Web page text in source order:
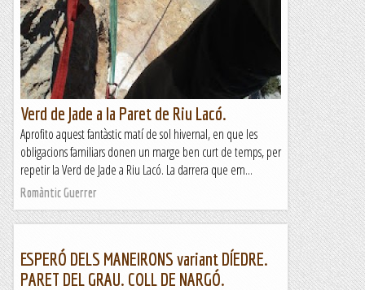
Verd de Jade a la Paret de Riu Lacó.
Aprofito aquest fantàstic matí de sol hivernal, en que les
obligacions familiars donen un marge ben curt de temps, per
repetir la Verd de Jade a Riu Lacó. La darrera que em...
Romàntic Guerrer
ESPERÓ DELS MANEIRONS variant DÍEDRE.
PARET DEL GRAU. COLL DE NARGÓ.